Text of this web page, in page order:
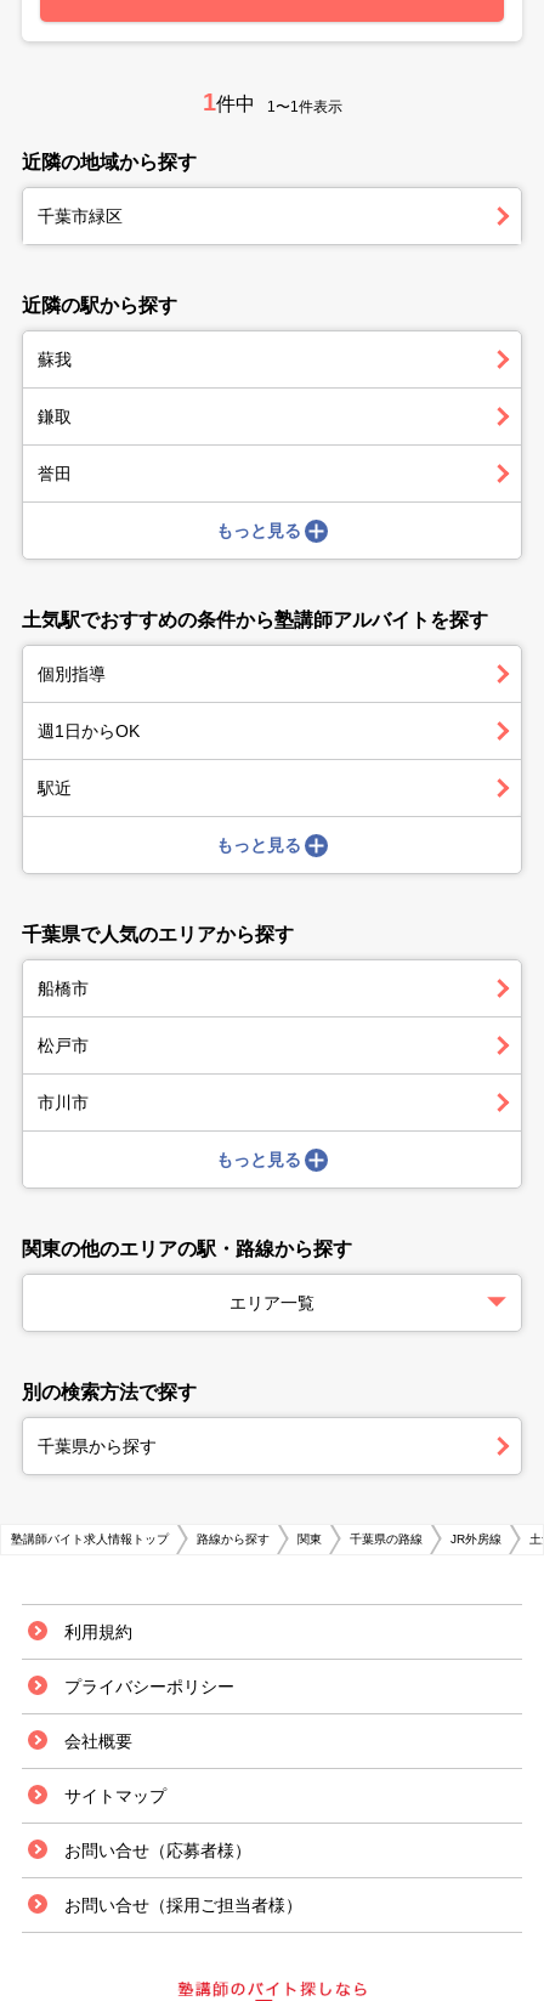
1件中 1〜1件表示
近隣の地域から探す
千葉市緑区
近隣の駅から探す
蘇我
鎌取
誉田
もっと見る
土気駅でおすすめの条件から塾講師アルバイトを探す
個別指導
週1日からOK
駅近
もっと見る
千葉県で人気のエリアから探す
船橋市
松戸市
市川市
もっと見る
関東の他のエリアの駅・路線から探す
エリア一覧
別の検索方法で探す
千葉県から探す
塾講師バイト求人情報トップ 路線から探す 関東 千葉県の路線 JR外房線 土
利用規約
プライバシーポリシー
会社概要
サイトマップ
お問い合せ（応募者様）
お問い合せ（採用ご担当者様）